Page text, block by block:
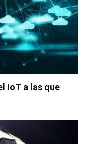
IoT a las que